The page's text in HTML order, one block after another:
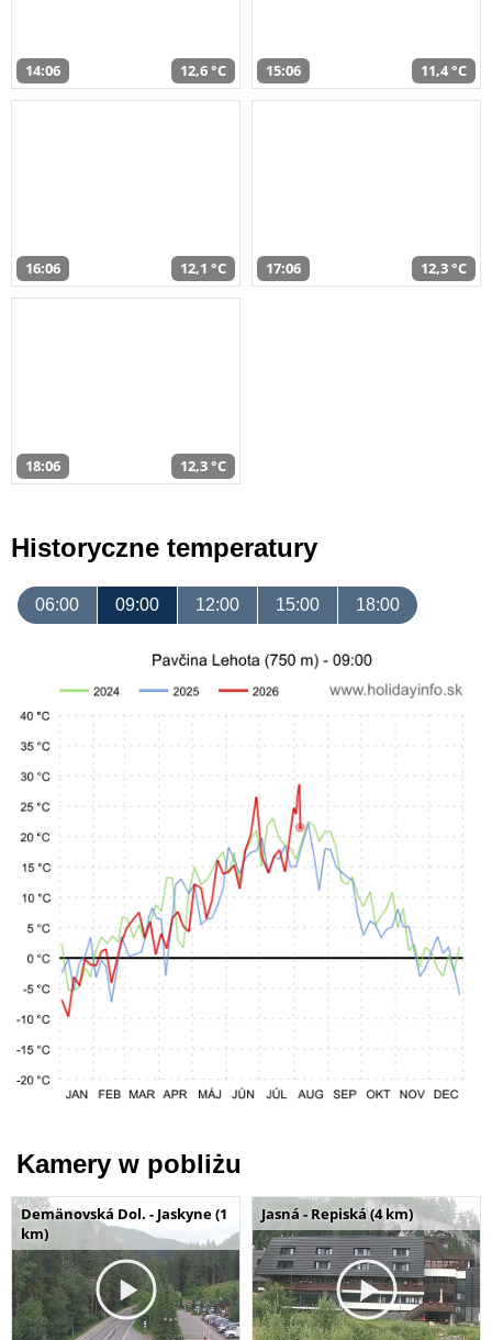
14:06 12,6 °C 15:06 11,4 °C
16:06 12,1 °C 17:06 12,3 °C
18:06 12,3 °C
Historyczne temperatury
06:00 09:00 12:00 15:00 18:00
Kamery w pobliżu
Demänovská Dol. - Jaskyne (1
km)
Jasná - Repiská (4 km)